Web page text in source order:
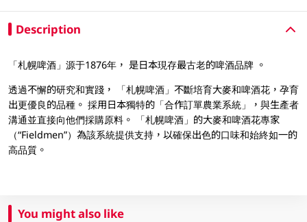
Description
「札幌啤酒」源于1876年， 是日本現存最古老的啤酒品牌 。
透過不懈的研究和實踐， 「札幌啤酒」不斷培育大麥和啤酒花，孕育
出更優良的品種。 採用日本獨特的「合作訂單農業系統」，與生產者
溝通並直接向他們採購原料。 「札幌啤酒」的大麥和啤酒花專家
（“Fieldmen”）為該系統提供支持，以確保出色的口味和始終如一的
高品質。
You might also like